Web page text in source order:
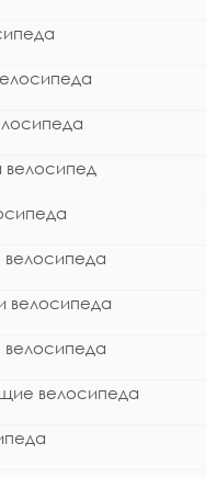
велосипед
велосипеда
велосипеда
велосипеда
велосипеда